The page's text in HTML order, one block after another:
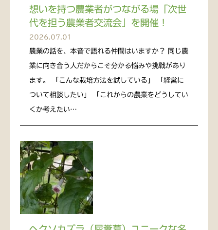
想いを持つ農業者がつながる場「次世
代を担う農業者交流会」を開催！
2026.07.01
農業の話を、本音で語れる仲間はいますか？ 同じ農
業に向き合う人だからこそ分かる悩みや挑戦があり
ます。 「こんな栽培方法を試している」 「経営に
ついて相談したい」 「これからの農業をどうしてい
くか考えたい…